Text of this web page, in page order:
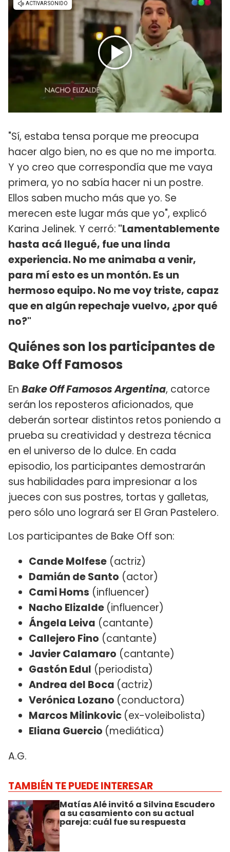
"Sí, estaba tensa porque me preocupa
hacer algo bien, no es que no me importa.
Y yo creo que correspondía que me vaya
primera, yo no sabía hacer ni un postre.
Ellos saben mucho más que yo. Se
merecen este lugar más que yo", explicó
Karina Jelinek. Y cerró: "Lamentablemente
hasta acá llegué, fue una linda
experiencia. No me animaba a venir,
para mí esto es un montón. Es un
hermoso equipo. No me voy triste, capaz
que en algún repechaje vuelvo, ¿por qué
no?"
Quiénes son los participantes de
Bake Off Famosos
En Bake Off Famosos Argentina, catorce
serán los reposteros aficionados, que
deberán sortear distintos retos poniendo a
prueba su creatividad y destreza técnica
en el universo de lo dulce. En cada
episodio, los participantes demostrarán
sus habilidades para impresionar a los
jueces con sus postres, tortas y galletas,
pero sólo uno logrará ser El Gran Pastelero.
Los participantes de Bake Off son:
Cande Molfese (actriz)
Damián de Santo (actor)
Cami Homs (influencer)
Nacho Elizalde (influencer)
Ángela Leiva (cantante)
Callejero Fino (cantante)
Javier Calamaro (cantante)
Gastón Edul (periodista)
Andrea del Boca (actriz)
Verónica Lozano (conductora)
Marcos Milinkovic (ex-voleibolista)
Eliana Guercio (mediática)
A.G.
TAMBIÉN TE PUEDE INTERESAR
Matías Alé invitó a Silvina Escudero
a su casamiento con su actual
pareja: cuál fue su respuesta